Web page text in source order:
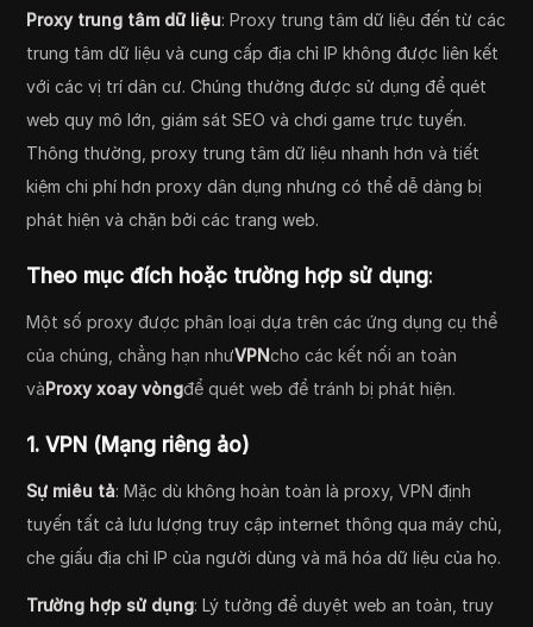
Proxy trung tâm dữ liệu: Proxy trung tâm dữ liệu đến từ các
trung tâm dữ liệu và cung cấp địa chỉ IP không được liên kết
với các vị trí dân cư. Chúng thường được sử dụng để quét
web quy mô lớn, giám sát SEO và chơi game trực tuyến.
Thông thường, proxy trung tâm dữ liệu nhanh hơn và tiết
kiệm chi phí hơn proxy dân dụng nhưng có thể dễ dàng bị
phát hiện và chặn bởi các trang web.
Theo mục đích hoặc trường hợp sử dụng:
Một số proxy được phân loại dựa trên các ứng dụng cụ thể
của chúng, chẳng hạn nhưVPNcho các kết nối an toàn
vàProxy xoay vòngđể quét web để tránh bị phát hiện.
1. VPN (Mạng riêng ảo)
Sự miêu tả: Mặc dù không hoàn toàn là proxy, VPN định
tuyến tất cả lưu lượng truy cập internet thông qua máy chủ,
che giấu địa chỉ IP của người dùng và mã hóa dữ liệu của họ.
Trường hợp sử dụng: Lý tưởng để duyệt web an toàn, truy